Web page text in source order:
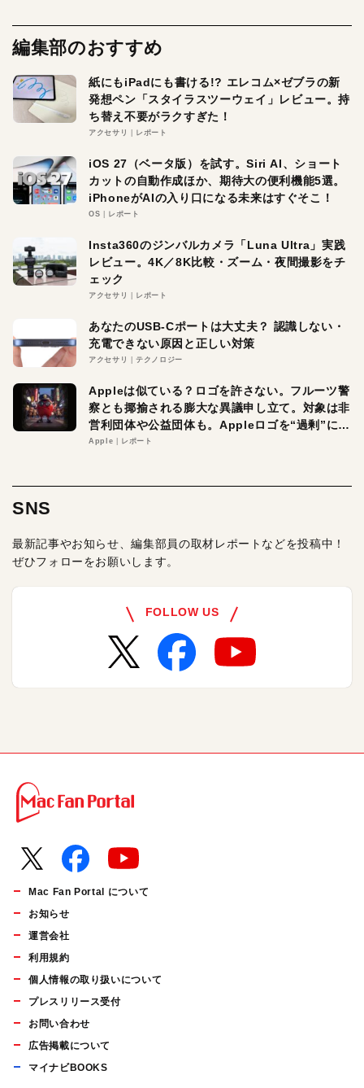
編集部のおすすめ
紙にもiPadにも書ける!? エレコム×ゼブラの新
発想ペン「スタイラスツーウェイ」レビュー。持
ち替え不要がラクすぎた！
アクセサリ レポート
iOS 27（ベータ版）を試す。Siri AI、ショート
カットの自動作成ほか、期待大の便利機能5選。
iPhoneがAIの入り口になる未来はすぐそこ！
OS レポート
Insta360のジンバルカメラ「Luna Ultra」実践
レビュー。4K／8K比較・ズーム・夜間撮影をチ
ェック
アクセサリ レポート
あなたのUSB-Cポートは大丈夫？ 認識しない・
充電できない原因と正しい対策
アクセサリ テクノロジー
Appleは似ている？ロゴを許さない。フルーツ警
察とも揶揄される膨大な異議申し立て。対象は非
営利団体や公益団体も。Appleロゴを“過剰”に守
る理由とは
Apple レポート
SNS
最新記事やお知らせ、編集部員の取材レポートなどを投稿中！
ぜひフォローをお願いします。
FOLLOW US
Mac Fan Portal について
お知らせ
運営会社
利用規約
個人情報の取り扱いについて
プレスリリース受付
お問い合わせ
広告掲載について
マイナビBOOKS